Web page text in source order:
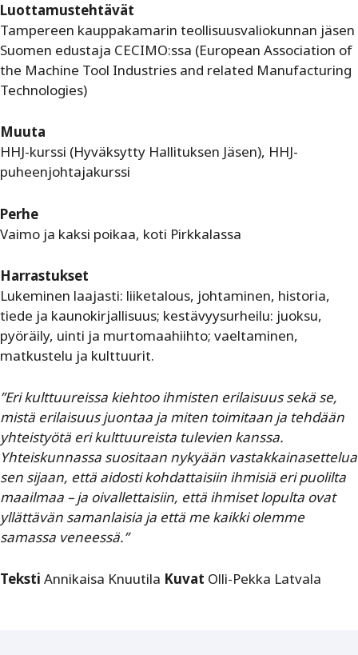
Luottamustehtävät
Tampereen kauppakamarin teollisuusvaliokunnan jäsen
Suomen edustaja CECIMO:ssa (European Association of
the Machine Tool Industries and related Manufacturing
Technologies)
Muuta
HHJ-kurssi (Hyväksytty Hallituksen Jäsen), HHJ-
puheenjohtajakurssi
Perhe
Vaimo ja kaksi poikaa, koti Pirkkalassa
Harrastukset
Lukeminen laajasti: liiketalous, johtaminen, historia,
tiede ja kaunokirjallisuus; kestävyysurheilu: juoksu,
pyöräily, uinti ja murtomaahiihto; vaeltaminen,
matkustelu ja kulttuurit.
”Eri kulttuureissa kiehtoo ihmisten erilaisuus sekä se,
mistä erilaisuus juontaa ja miten toimitaan ja tehdään
yhteistyötä eri kulttuureista tulevien kanssa.
Yhteiskunnassa suositaan nykyään vastakkainasettelua
sen sijaan, että aidosti kohdattaisiin ihmisiä eri puolilta
maailmaa – ja oivallettaisiin, että ihmiset lopulta ovat
yllättävän samanlaisia ja että me kaikki olemme
samassa veneessä.”
Teksti Annikaisa Knuutila Kuvat Olli-Pekka Latvala